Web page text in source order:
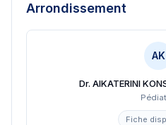
Arrondissement
AK
Dr. AIKATERINI
Fiche